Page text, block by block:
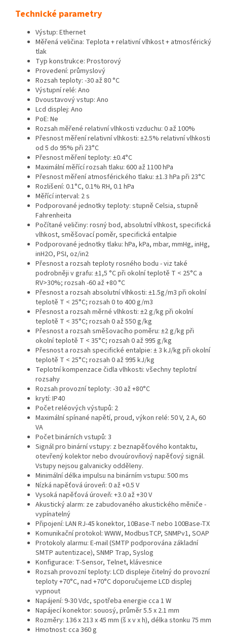
Technické parametry
Výstup: Ethernet
Měřená veličina: Teplota + relativní vlhkost + atmosférický
tlak
Typ konstrukce: Prostorový
Provedení: průmyslový
Rozsah teploty: -30 až 80 °C
Výstupní relé: Ano
Dvoustavový vstup: Ano
Lcd displej: Ano
PoE: Ne
Rozsah měřené relativní vlhkosti vzduchu: 0 až 100%
Přesnost měření relativní vlhkosti: ±2.5% relativní vlhkosti
od 5 do 95% při 23°C
Přesnost měření teploty: ±0.4°C
Maximální měřící rozsah tlaku: 600 až 1100 hPa
Přesnost měření atmosférického tlaku: ±1.3 hPa při 23°C
Rozlišení: 0.1°C, 0.1% RH, 0.1 hPa
Měřící interval: 2 s
Podporované jednotky teploty: stupně Celsia, stupně
Fahrenheita
Počítané veličiny: rosný bod, absolutní vlhkost, specifická
vlhkost, směšovací poměr, specifická entalpie
Podporované jednotky tlaku: hPa, kPa, mbar, mmHg, inHg,
inH2O, PSI, oz/in2
Přesnost a rozsah teploty rosného bodu - viz také
podrobněji v grafu: ±1,5 °C při okolní teplotě T < 25°C a
RV>30%; rozsah -60 až +80 °C
Přesnost a rozsah absolutní vlhkosti: ±1.5g/m3 při okolní
teplotě T < 25°C; rozsah 0 to 400 g/m3
Přesnost a rozsah měrné vlhkosti: ±2 g/kg při okolní
teplotě T < 35°C; rozsah 0 až 550 g/kg
Přesnost a rozsah směšovacího poměru: ±2 g/kg při
okolní teplotě T < 35°C; rozsah 0 až 995 g/kg
Přesnost a rozsah specifické entalpie: ± 3 kJ/kg při okolní
teplotě T < 25°C; rozsah 0 až 995 kJ/kg
Teplotní kompenzace čidla vlhkosti: všechny teplotní
rozsahy
Rozsah provozní teploty: -30 až +80°C
krytí: IP40
Počet reléových výstupů: 2
Maximální spínané napětí, proud, výkon relé: 50 V, 2 A, 60
VA
Počet binárních vstupů: 3
Signál pro binární vstupy: z beznapěťového kontaktu,
otevřený kolektor nebo dvouúrovňový napěťový signál.
Vstupy nejsou galvanicky odděleny.
Minimální délka impulsu na binárním vstupu: 500 ms
Nízká napěťová úroveň: 0 až +0.5 V
Vysoká napěťová úroveň: +3.0 až +30 V
Akustický alarm: ze zabudovaného akustického měniče -
vypínatelný
Připojení: LAN RJ-45 konektor, 10Base-T nebo 100Base-TX
Komunikační protokol: WWW, ModbusTCP, SNMPv1, SOAP
Protokoly alarmu: E-mail (SMTP podporována základní
SMTP autentizace), SNMP Trap, Syslog
Konfigurace: T-Sensor, Telnet, klávesnice
Rozsah provozní teploty: LCD displeje čitelný do provozní
teploty +70°C, nad +70°C doporučujeme LCD displej
vypnout
Napájení: 9-30 Vdc, spotřeba energie cca 1 W
Napájecí konektor: souosý, průměr 5.5 x 2.1 mm
Rozměry: 136 x 213 x 45 mm (š x v x h), délka stonku 75 mm
Hmotnost: cca 360 g